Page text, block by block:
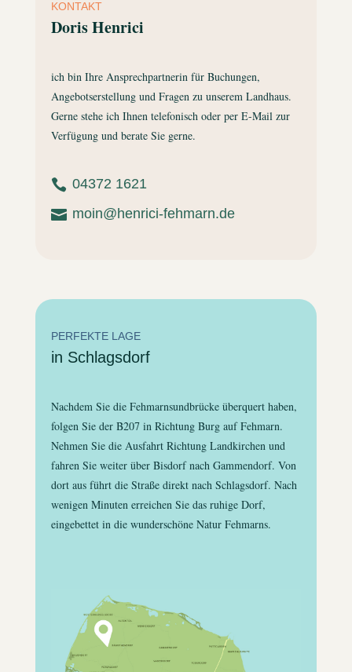
KONTAKT
Doris Henrici
ich bin Ihre Ansprechpartnerin für Buchungen,
Angebotserstellung und Fragen zu unserem Landhaus.
Gerne stehe ich Ihnen telefonisch oder per E-Mail zur
Verfügung und berate Sie gerne.
 04372 1621
 moin@henrici-fehmarn.de
PERFEKTE LAGE
in Schlagsdorf
Nachdem Sie die Fehmarnsundbrücke überquert haben,
folgen Sie der B207 in Richtung Burg auf Fehmarn.
Nehmen Sie die Ausfahrt Richtung Landkirchen und
fahren Sie weiter über Bisdorf nach Gammendorf. Von
dort aus führt die Straße direkt nach Schlagsdorf. Nach
wenigen Minuten erreichen Sie das ruhige Dorf,
eingebettet in die wunderschöne Natur Fehmarns.